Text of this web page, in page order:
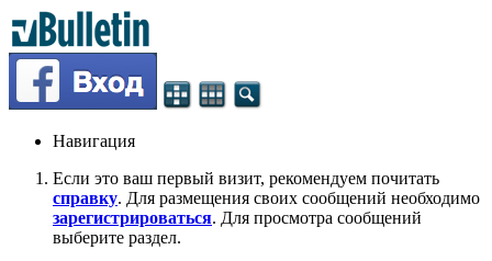
Навигация
Если это ваш первый визит, рекомендуем почитать
справку. Для размещения своих сообщений необходимо
зарегистрироваться. Для просмотра сообщений
выберите раздел.